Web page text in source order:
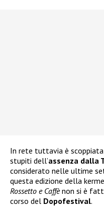
In rete tuttavia è
stupiti dell’assenza dalla
considerato nelle ultime
questa edizione della
Rossetto e Caffènon si è
corso del Dopofestival.